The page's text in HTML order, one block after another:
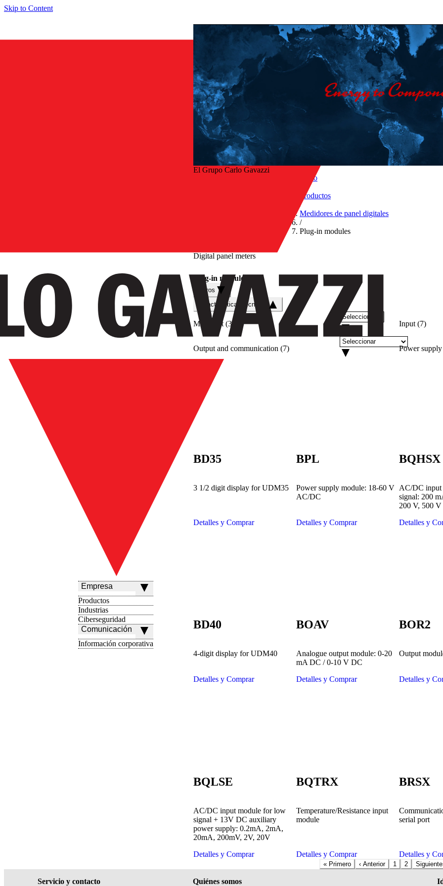
Skip to Content
Empresa
Productos
Industrias
Ciberseguridad
Comunicación
Información corporativa
El Grupo Carlo Gavazzi
Inicio
Productos
/
Medidores de panel digitales
/
Plug-in modules
Digital panel meters
Plug-in modules
Filtros
Características técnicas
Main unit (3) Input(7)
Output and communication (7) Power supply
BD35
3 1/2 digit display for UDM35
Detalles y Comprar
BPL
Power supply module: 18-60 V
AC/DC
Detalles y Comprar
BQHSX
AC/DC input
signal: 200
200 V, 500 V
Detalles y
BD40
4-digit display for UDM40
Detalles y Comprar
BOAV
Analogue output module: 0-20
mA DC / 0-10 V DC
Detalles y Comprar
BOR2
Output
Detalles y
BQLSE
AC/DC input module for low
signal + 13V DC auxiliary
power supply: 0.2mA, 2mA,
20mA, 200mV, 2V, 20V
Detalles y Comprar
BQTRX
Temperature/Resistance input
module
Detalles y Comprar
BRSX
serial port
Detalles y
« Primero ‹ Anterior 1 2 Siguiente
Servicio y contacto Quiénes somos